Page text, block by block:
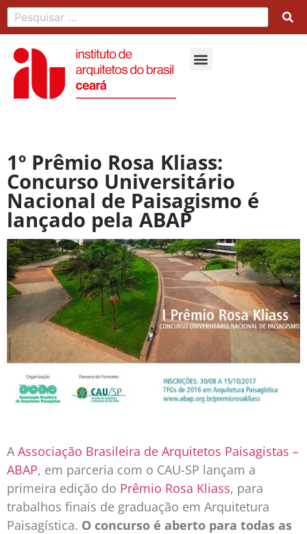
1º Prêmio Rosa Kliass:
Concurso Universitário
Nacional de Paisagismo é
lançado pela ABAP
A Associação Brasileira de Arquitetos Paisagistas –
ABAP, em parceria com o CAU-SP lançam a
primeira edição do Prêmio Rosa Kliass, para
trabalhos finais de graduação em Arquitetura
Paisagística. O concurso é aberto para todas as